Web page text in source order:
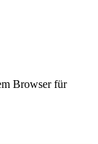
Browser für